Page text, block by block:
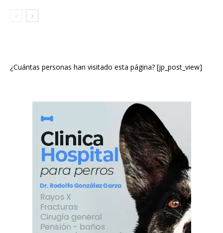
¿Cuántas personas han visitado esta página? [jp_post_view]